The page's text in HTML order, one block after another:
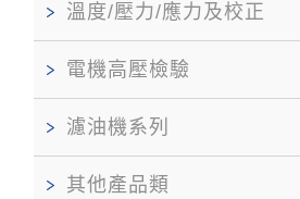
溫度/壓力/應力及校正
電機高壓檢驗
濾油機系列
其他產品類